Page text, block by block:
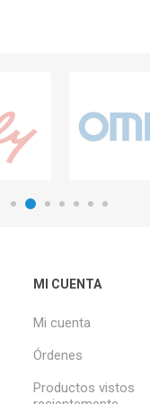
MI CUENTA
Mi cuenta
Órdenes
Productos vistos